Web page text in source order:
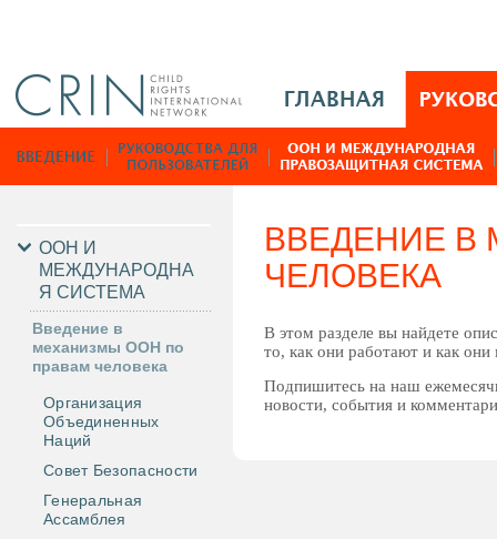
n
M
n
u
u
ВВЕДЕНИЕ
ЧЕЛОВЕКА
В этом разделе вы найдете
то, как они работают и как
Подпишитесь на наш
новости, события и
ООН И
МЕЖДУНАРОДНА
Я СИСТЕМА
Введение в
механизмы ООН по
правам человека
Организация
Объединенных
Наций
Совет Безопасности
Генеральная
Ассамблея